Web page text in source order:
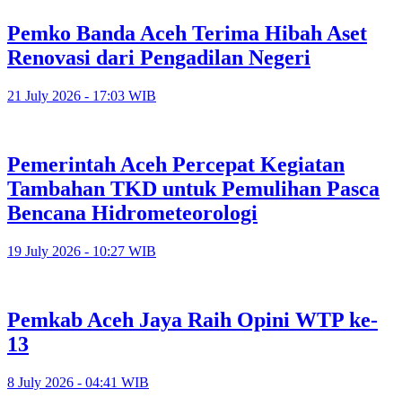
Pemko Banda Aceh Terima Hibah Aset
Renovasi dari Pengadilan Negeri
21 July 2026 - 17:03 WIB
Pemerintah Aceh Percepat Kegiatan
Tambahan TKD untuk Pemulihan Pasca
Bencana Hidrometeorologi
19 July 2026 - 10:27 WIB
Pemkab Aceh Jaya Raih Opini WTP ke-
13
8 July 2026 - 04:41 WIB